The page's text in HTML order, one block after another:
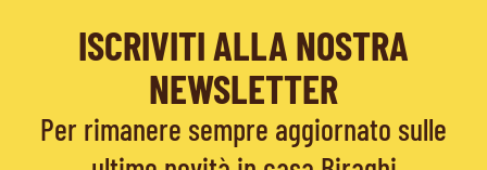
ISCRIVITI ALLA NOSTRA
NEWSLETTER
Per rimanere sempre aggiornato sulle